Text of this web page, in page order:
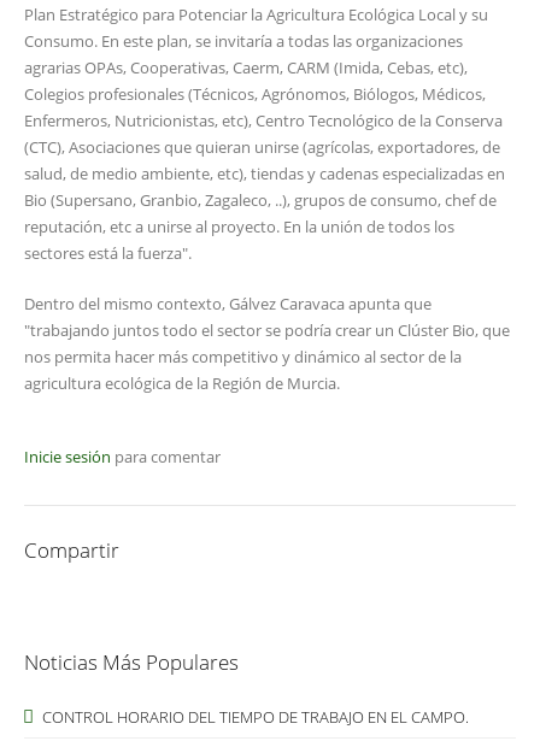
Plan Estratégico para Potenciar la Agricultura Ecológica Local y su
Consumo. En este plan, se invitaría a todas las organizaciones
agrarias OPAs, Cooperativas, Caerm, CARM (Imida, Cebas, etc),
Colegios profesionales (Técnicos, Agrónomos, Biólogos, Médicos,
Enfermeros, Nutricionistas, etc), Centro Tecnológico de la Conserva
(CTC), Asociaciones que quieran unirse (agrícolas, exportadores, de
salud, de medio ambiente, etc), tiendas y cadenas especializadas en
Bio (Supersano, Granbio, Zagaleco, ..), grupos de consumo, chef de
reputación, etc a unirse al proyecto. En la unión de todos los
sectores está la fuerza".
Dentro del mismo contexto, Gálvez Caravaca apunta que
"trabajando juntos todo el sector se podría crear un Clúster Bio, que
nos permita hacer más competitivo y dinámico al sector de la
agricultura ecológica de la Región de Murcia.
Inicie sesión para comentar
Compartir
Noticias Más Populares
CONTROL HORARIO DEL TIEMPO DE TRABAJO EN EL CAMPO.